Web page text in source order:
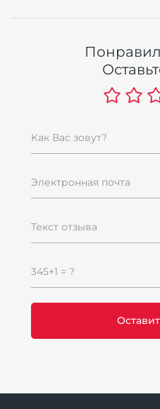
Как Вас зовут?
Электронная почта
Текст отзыва
345+1 = ?